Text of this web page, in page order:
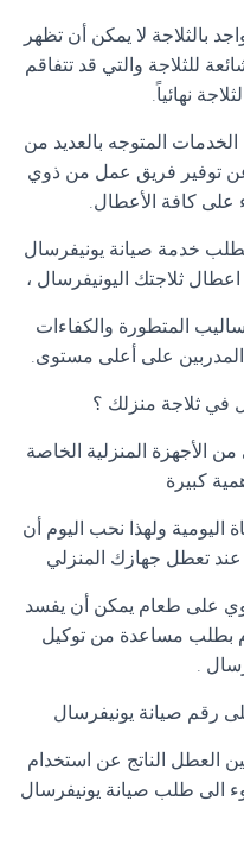
بالثلاجة لا يمكن أن تظهر
للثلاجة والتي قد تتفاقم
نهائياً
المتوجه بالعديد من
عن توفير فريق عمل من ذوي
على كافة الأعطال
خدمة صيانة يونيفرسال
ثلاجتك اليونيفرسال ،
المتطورة والكفاءات
المدربين على أعلى مستوى
في ثلاجة منزلك ؟
الأجهزة المنزلية الخاصة
كبيرة
ولهذا نحب اليوم أن
تعطل جهازك المنزلي
على طعام يمكن أن يفسد
بطلب مساعدة من توكيل
رقم صيانة يونيفرسال
العطل الناتج عن استخدام
الى طلب صيانة يونيفرسال